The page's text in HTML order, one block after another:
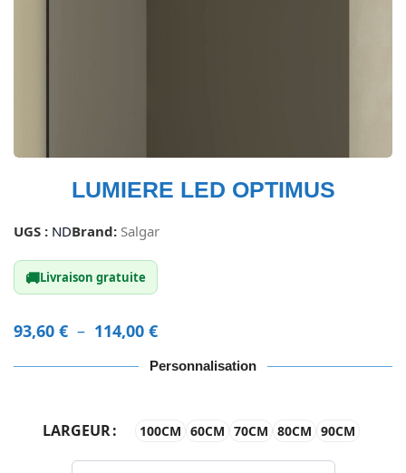
LUMIERE LED OPTIMUS
UGS : NDBrand: Salgar
🚚Livraison gratuite
93,60 € – 114,00 €
Personnalisation
LARGEUR 100CM 60CM 70CM 80CM 90CM